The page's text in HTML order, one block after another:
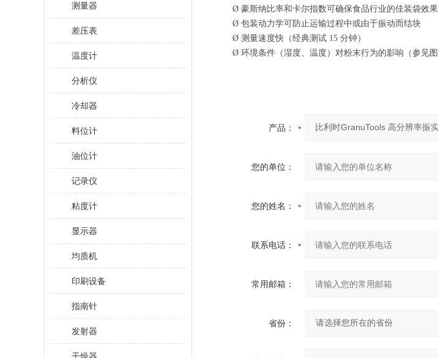
测量器
差压表
温度计
分析仪
冷却器
料位计
油位计
记录仪
粘度计
显示器
均质机
印刷设备
指南针
发射器
Ø 豪斯纳比率和卡尔指数可确保食品行业的佳装袋效果
Ø 包装动力学可防止运输过程中或由于振动而结块
Ø 测量速度快（经典测试 15 分钟）
Ø 环境条件（湿度、温度）对粉末行为的影响（参见图
产品：
您的单位：
您的姓名：
联系电话：
常用邮箱：
省份：